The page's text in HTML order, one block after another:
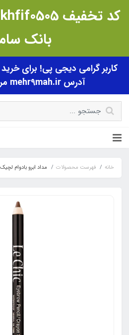
بانک
کاربر گرامی دیجی پی! برای خرید
آدرس mehr9mah.ir مراجعه فرمایید.
خانه فهرست محصولات مداد ابرو بادوام لچیک